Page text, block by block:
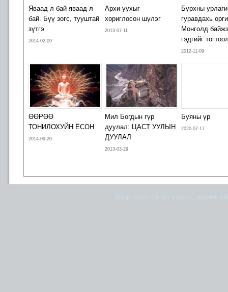
Яваад л бай яваад л
бай. Бүү зогс, тууштай
зүтгэ
2014-02-09
Архи уухыг
хориглосон шүлэг
2013-07-11
Бурхны
гуравдахь
Монголд
гэдгийг
2012-11-09
ӨӨРӨӨ
ТОНИЛОХУЙН ЁСОН
2014-09-20
Мил Богдын гүр
дуулал: ЦАСТ УУЛЫН
ДУУЛАЛ
2013-03-29
Буяны үр
2020-07-17
Ямар нэгэн санал хүсэлт, шүүмж